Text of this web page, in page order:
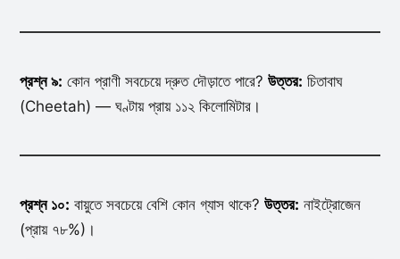
প্রশ্ন ৯: কোন প্রাণী সবচেয়ে দ্রুত দৌড়াতে পারে? উত্তর: চিতাবাঘ
(Cheetah) — ঘণ্টায় প্রায় ১১২ কিলোমিটার।
প্রশ্ন ১০: বায়ুতে সবচেয়ে বেশি কোন গ্যাস থাকে? উত্তর: নাইট্রোজেন
(প্রায় ৭৮%)।